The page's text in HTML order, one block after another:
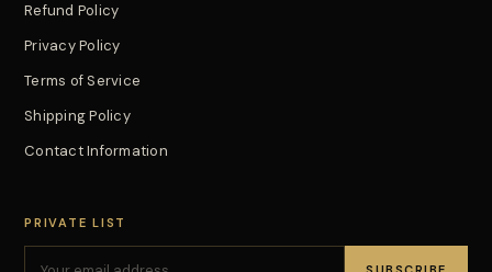
Refund Policy
Privacy Policy
Terms of Service
Shipping Policy
Contact Information
PRIVATE LIST